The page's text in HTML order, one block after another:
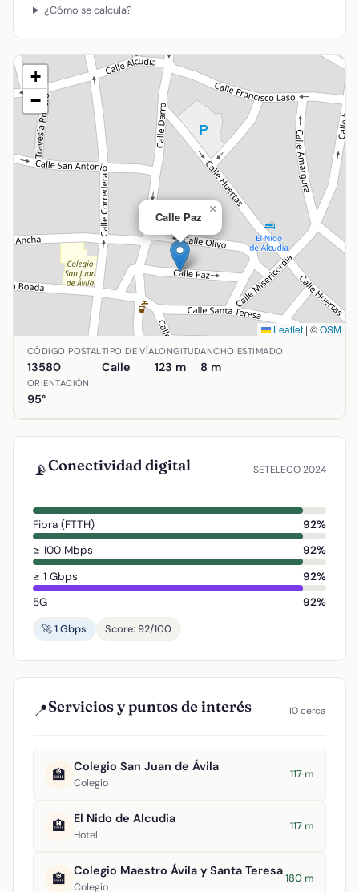
¿Cómo se calcula?
Calle Paz
×
+
−
Leaflet | ©OSM
Ubicación de Calle Paz en Almodóvar del Campo,
CÓDIGO POSTAL
13580
TIPO DE VÍA
Calle
LONGITUD
123 m
ANCHO ESTIMADO
8 m
ORIENTACIÓN
95°
📡Conectividad digital SETELECO 2024
Fibra (FTTH)
92%
≥ 100 Mbps
92%
≥ 1 Gbps
92%
5G
92%
🚀 1 Gbps
Score: 92/100
📍Servicios y puntos de interés 10 cerca
🏫 Colegio San Juan de Ávila
Colegio
117 m
🏨 El Nido de Alcudia
Hotel
117 m
🏫 Colegio Maestro Ávila y Santa Teresa
Colegio
180 m